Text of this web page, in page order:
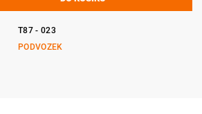
T87 - 023
PODVOZEK